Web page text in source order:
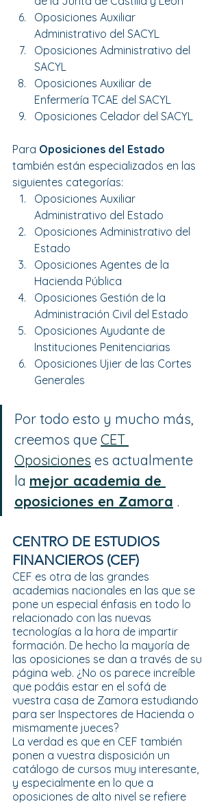
Oposiciones Auxiliar
Administrativo del SACYL
Oposiciones Administrativo del
SACYL
Oposiciones Auxiliar de
Enfermería TCAE del SACYL
Oposiciones Celador del SACYL
Para Oposiciones del Estado
también están especializados en las
siguientes categorías:
Oposiciones Auxiliar
Administrativo del Estado
Oposiciones Administrativo del
Estado
Oposiciones Agentes de la
Hacienda Pública
Oposiciones Gestión de la
Administración Civil del Estado
Oposiciones Ayudante de
Instituciones Penitenciarias
Oposiciones Ujier de las Cortes
Generales
Por todo esto y mucho más,
creemos que CET
Oposiciones es actualmente
la mejor academia de
oposiciones en Zamora .
CENTRO DE ESTUDIOS
FINANCIEROS (CEF)
CEF es otra de las grandes
academias nacionales en las que se
pone un especial énfasis en todo lo
relacionado con las nuevas
tecnologías a la hora de impartir
formación. De hecho la mayoría de
las oposiciones se dan a través de su
página web. ¿No os parece increíble
que podáis estar en el sofá de
vuestra casa de Zamora estudiando
para ser Inspectores de Hacienda o
mismamente jueces?
La verdad es que en CEF también
ponen a vuestra disposición un
catálogo de cursos muy interesante,
y especialmente en lo que a
oposiciones de alto nivel se refiere